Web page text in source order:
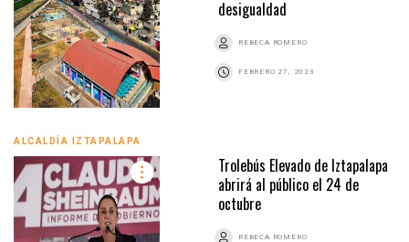
desigualdad
REBECA ROMERO
FEBRERO 27, 2023
ALCALDÍA IZTAPALAPA
Trolebús Elevado de Iztapalapa
abrirá al público el 24 de
octubre
REBECA ROMERO